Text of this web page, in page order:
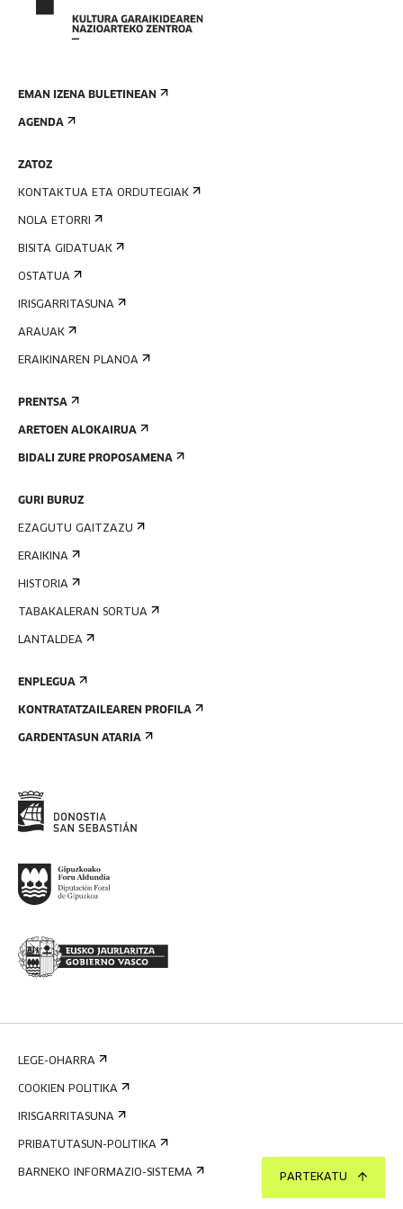
PARTEKATU
EMAN IZENA BULETINEAN
AGENDA
ZATOZ
KONTAKTUA ETA ORDUTEGIAK
NOLA ETORRI
BISITA GIDATUAK
OSTATUA
IRISGARRITASUNA
ARAUAK
ERAIKINAREN PLANOA
PRENTSA
ARETOEN ALOKAIRUA
BIDALI ZURE PROPOSAMENA
GURI BURUZ
EZAGUTU GAITZAZU
ERAIKINA
HISTORIA
TABAKALERAN SORTUA
LANTALDEA
ENPLEGUA
KONTRATATZAILEAREN PROFILA
GARDENTASUN ATARIA
LEGE-OHARRA
COOKIEN POLITIKA
IRISGARRITASUNA
PRIBATUTASUN-POLITIKA
BARNEKO INFORMAZIO-SISTEMA